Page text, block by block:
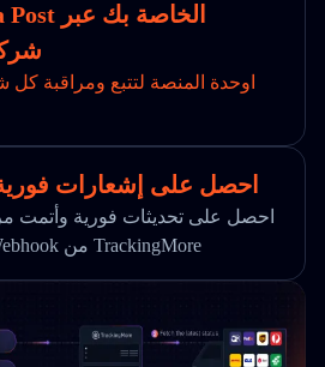
احصل على إشعارات
احصل على تحديثات فورية وأتمت
واجهة برمجة التتبع وWebhook من TrackingMore